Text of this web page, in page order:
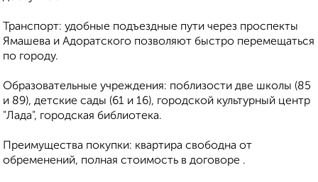
Транспорт: удобные подъездные пути через проспекты
Ямашева и Адоратского позволяют быстро перемещаться
по городу.
Образовательные учреждения: поблизости две школы (85
и 89), детские сады (61 и 16), городской культурный центр
"Лада", городская библиотека.
Преимущества покупки: квартира свободна от
обременений, полная стоимость в договоре .